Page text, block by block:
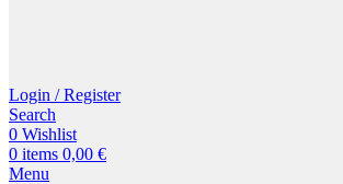
Login / Register
Search
0 Wishlist
0 items 0,00 €
Menu